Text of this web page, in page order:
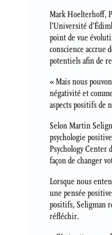
Mark Hoelterhoff,
l’Université
point de vue
conscience accrue
potentiels afin de
« Mais nous
négativité et
aspects positifs de
Selon Martin
psychologie
Psychology Center
façon de changer
Lorsque nous
une pensée
positifs, Seligman
réfléchir.